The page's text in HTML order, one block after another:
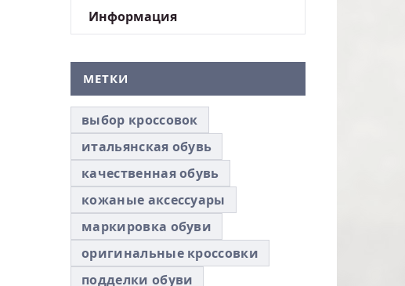
Информация
МЕТКИ
выбор кроссовок
итальянская обувь
качественная обувь
кожаные аксессуары
маркировка обуви
оригинальные кроссовки
подделки обуви